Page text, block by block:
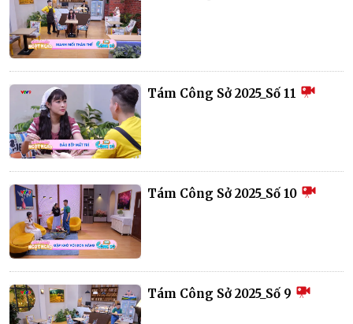
Tám Công Sở 2025_Số 11
Tám Công Sở 2025_Số 10
Tám Công Sở 2025_Số 9